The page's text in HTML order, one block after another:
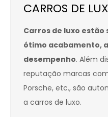
CARROS DE
Carros de luxo estão
ótimo acabamento,
desempenho. Além
reputação marcas
Porsche, etc., são
a carros de luxo.